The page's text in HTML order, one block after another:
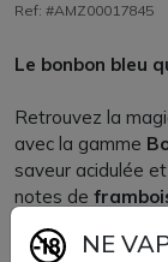
Ref: #AMZ00017845
Le bonbon bleu
Retrouvez la
avec la gamme
saveur acidulée
notes de
parfait entre
retour enNE